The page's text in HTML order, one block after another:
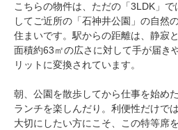
こちらの物件は、ただの「3LDK」
してご近所の「石神井公園」の自然
住まいです。駅からの距離は、静寂
面積約63㎡の広さに対して手が届き
リットに変換されています。
朝、公園を散歩してから仕事を始め
ランチを楽しんだり。利便性だけで
大切にしたい方にこそ、この特等席